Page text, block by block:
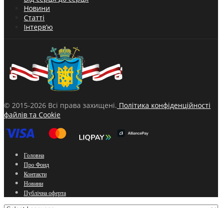
Новини
Статті
Інтерв’ю
© 2015-2026 Всі права захищені. Політика конфіденційності
файлів та Cookie
Головна
Про Фонд
Контакти
Новини
Публічна оферта